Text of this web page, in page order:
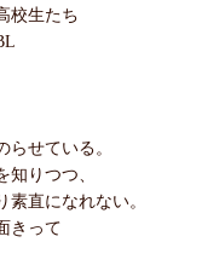
校生たち
せている。
りつつ、
直になれない。
きって